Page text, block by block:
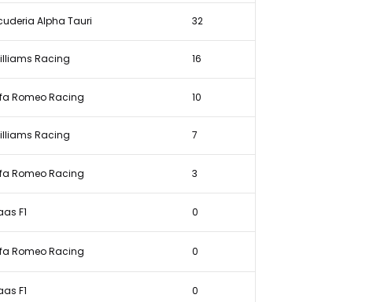
Alpha Tauri 32
Racing 16
Romeo Racing 10
Racing 7
Romeo Racing 3
F1 0
Romeo Racing 0
F1 0